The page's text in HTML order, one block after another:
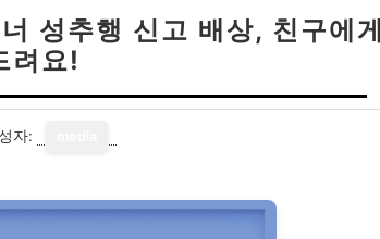
성추행 신고 배상, 친구에게
려요!
자: